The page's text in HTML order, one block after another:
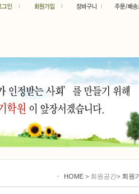
HOME > 회원공간> 회원